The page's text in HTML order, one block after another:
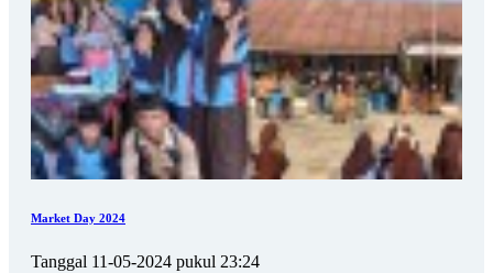
Market Day 2024
Tanggal 11-05-2024 pukul 23:24